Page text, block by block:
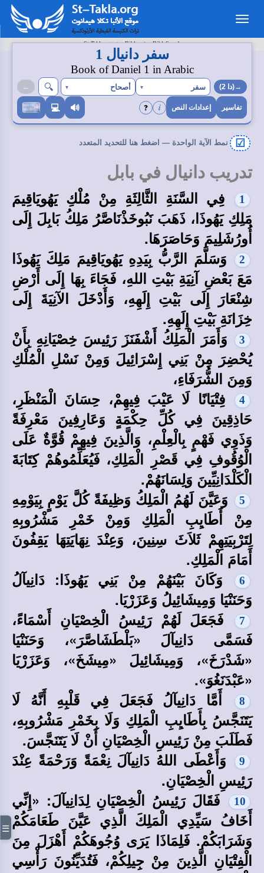
Toggle
navigation
St-Takla.org> Bibles> BibleSearch
تفاسير إعدادات النص i
❓
→(دا 2)
سفر دانيال 1
←
Book of Daniel 1 in Arabic
سفر ▾ أصحاح ▾
🔍︎
🔊
💻
☑ نمط الآية الواحدة — اضغط هنا للتحديد المتعدد
تدريب دانيال في بابل
1
فِي السَّنَةِ الثَّالِثَةِ مِنْ مُلْكِ يَهُويَاقِيمَ
مَلِكِ يَهُوذَا، ذَهَبَ نَبُوخَذْنَاصَّرُ مَلِكُ بَابِلَ إِلَى
أُورُشَلِيمَ وَحَاصَرَهَا.
2
وَسَلَّمَ الرَّبُّ بِيَدِهِ يَهُويَاقِيمَ مَلِكَ يَهُوذَا
مَعَ بَعْضِ آنِيَةِ بَيْتِ اللهِ، فَجَاءَ بِهَا إِلَى أَرْضِ
شِنْعَارَ إِلَى بَيْتِ إِلَهِهِ، وَأَدْخَلَ الآنِيَةَ إِلَى
خِزَانَةِ بَيْتِ إِلَهِهِ.
3
وَأَمَرَ الْمَلِكُ أَشْفَنَزَ رَئِيسَ خِصْيَانِهِ بِأَنْ
يُحْضِرَ مِنْ بَنِي إِسْرَائِيلَ وَمِنْ نَسْلِ الْمُلْكِ
وَمِنَ الشُّرَفَاءِ،
4
فِتْيَانًا لَا عَيْبَ فِيهِمْ، حِسَانَ الْمَنْظَرِ،
حَاذِقِينَ فِي كُلِّ حِكْمَةٍ وَعَارِفِينَ مَعْرِفَةً
وَذَوِي فَهْمٍ بِالْعِلْمِ، وَالَّذِينَ فِيهِمْ قُوَّةٌ عَلَى
الْوُقُوفِ فِي قَصْرِ الْمَلِكِ، فَيُعَلِّمُوهُمْ كِتَابَةَ
الْكَلْدَانِيِّينَ وَلِسَانَهُمْ.
5
وَعَيَّنَ لَهُمُ الْمَلِكُ وَظِيفَةً كُلَّ يَوْمٍ بِيَوْمِهِ
مِنْ أَطَايِبِ الْمَلِكِ وَمِنْ خَمْرِ مَشْرُوبِهِ
لِتَرْبِيَتِهِمْ ثَلاَثَ سِنِينَ، وَعِنْدَ نِهَايَتِهَا يَقِفُونَ
أَمَامَ الْمَلِكِ.
6
وَكَانَ بَيْنَهُمْ مِنْ بَنِي يَهُوذَا: دَانِيآلُ
وَحَنَنْيَا وَمِيشَائِيلُ وَعَزَرْيَا.
7
فَجَعَلَ لَهُمْ رَئِيسُ الْخِصْيَانِ أَسْمَاءً،
فَسَمَّى دَانِيآلَ «بَلْطَشَاصَّرَ»، وَحَنَنْيَا
«شَدْرَخَ»، وَمِيشَائِيلَ «مِيشَخَ»، وَعَزَرْيَا
«عَبْدَنَغُوَ».
8
أَمَّا دَانِيآلُ فَجَعَلَ فِي قَلْبِهِ أَنَّهُ لَا
يَتَنَجَّسُ بِأَطَايِبِ الْمَلِكِ وَلَا بِخَمْرِ مَشْرُوبِهِ،
فَطَلَبَ مِنْ رَئِيسِ الْخِصْيَانِ أَنْ لَا يَتَنَجَّسَ.
9
وَأَعْطَى اللهُ دَانِيآلَ نِعْمَةً وَرَحْمَةً عِنْدَ
رَئِيسِ الْخِصْيَانِ.
10
فَقَالَ رَئِيسُ الْخِصْيَانِ لِدَانِيآلَ: «إِنِّي
أَخَافُ سَيِّدِي الْمَلِكَ الَّذِي عَيَّنَ طَعَامَكُمْ
وَشَرَابَكُمْ. فَلِمَاذَا يَرَى وُجُوهَكُمْ أَهْزَلَ مِنَ
الْفِتْيَانِ الَّذِينَ مِنْ جِيلِكُمْ، فَتُدَيِّنُونَ رَأْسِي
☰